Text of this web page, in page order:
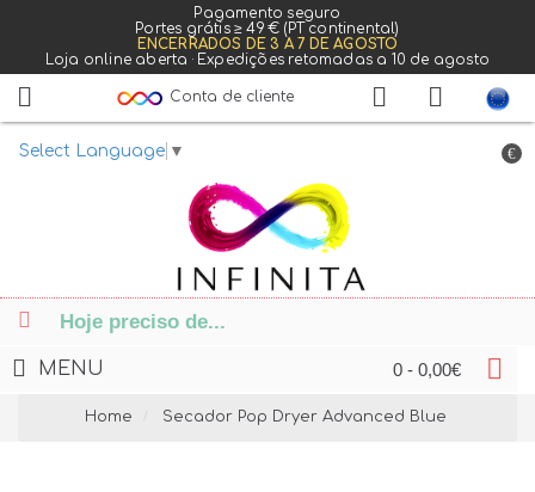
Pagamento seguro
Portes grátis ≥ 49 € (PT continental)
ENCERRADOS DE 3 A 7 DE AGOSTO
Loja online aberta · Expedições retomadas a 10 de agosto
Select Language ▼
Conta de cliente
€
0 - 0,00€
MENU
Home Secador Pop Dryer Advanced Blue